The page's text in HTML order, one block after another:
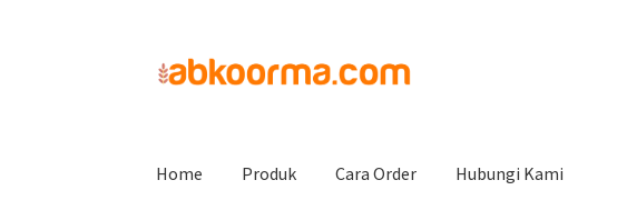
Home Produk Cara Order Hubungi Kami